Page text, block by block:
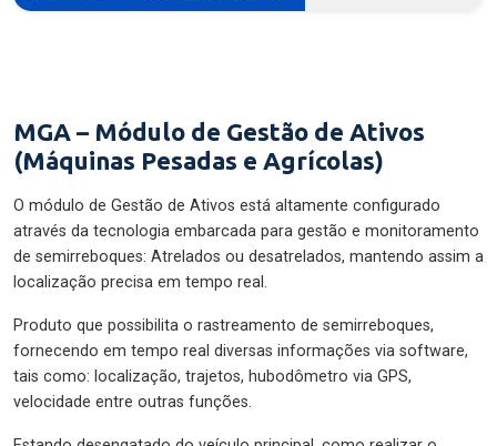
MGA – Módulo de Gestão de Ativos
(Máquinas Pesadas e Agrícolas)
O módulo de Gestão de Ativos está altamente configurado
através da tecnologia embarcada para gestão e monitoramento
de semirreboques: Atrelados ou desatrelados, mantendo assim a
localização precisa em tempo real.
Produto que possibilita o rastreamento de semirreboques,
fornecendo em tempo real diversas informações via software,
tais como: localização, trajetos, hubodômetro via GPS,
velocidade entre outras funções.